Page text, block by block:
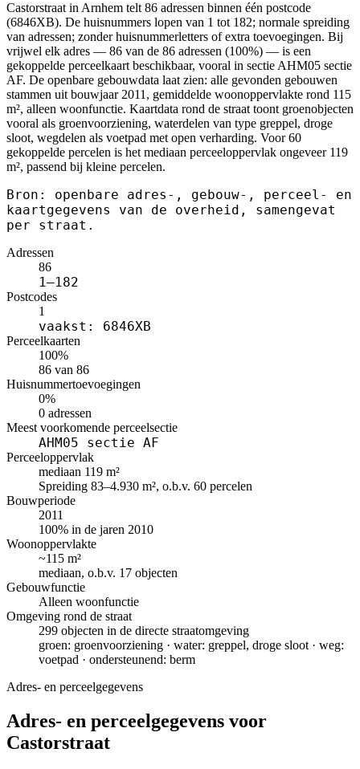
Castorstraat in Arnhem telt 86 adressen binnen één postcode
(6846XB). De huisnummers lopen van 1 tot 182; normale spreiding
van adressen; zonder huisnummerletters of extra toevoegingen. Bij
vrijwel elk adres — 86 van de 86 adressen (100%) — is een
gekoppelde perceelkaart beschikbaar, vooral in sectie AHM05 sectie
AF. De openbare gebouwdata laat zien: alle gevonden gebouwen
stammen uit bouwjaar 2011, gemiddelde woonoppervlakte rond 115
m², alleen woonfunctie. Kaartdata rond de straat toont groenobjecten
vooral als groenvoorziening, waterdelen van type greppel, droge
sloot, wegdelen als voetpad met open verharding. Voor 60
gekoppelde percelen is het mediaan perceeloppervlak ongeveer 119
m², passend bij kleine percelen.
Bron: openbare adres-, gebouw-, perceel- en
kaartgegevens van de overheid, samengevat
per straat.
Adressen
86
1–182
Postcodes
1
vaakst: 6846XB
Perceelkaarten
100%
86 van 86
Huisnummertoevoegingen
0%
0 adressen
Meest voorkomende perceelsectie
AHM05 sectie AF
Perceeloppervlak
mediaan 119 m²
Spreiding 83–4.930 m², o.b.v. 60 percelen
Bouwperiode
2011
100% in de jaren 2010
Woonoppervlakte
~115 m²
mediaan, o.b.v. 17 objecten
Gebouwfunctie
Alleen woonfunctie
Omgeving rond de straat
299 objecten in de directe straatomgeving
groen: groenvoorziening · water: greppel, droge sloot · weg:
voetpad · ondersteunend: berm
Adres- en perceelgegevens
Adres- en perceelgegevens voor
Castorstraat